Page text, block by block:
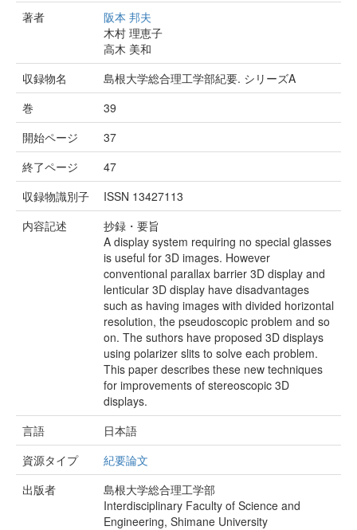
著者
阪本 邦夫
木村 理恵子
高木 美和
収録物名
島根大学総合理工学部紀要. シリーズA
巻
39
開始ページ
37
終了ページ
47
収録物識別子
ISSN 13427113
内容記述
抄録・要旨
A display system requiring no special glasses
is useful for 3D images. However
conventional parallax barrier 3D display and
lenticular 3D display have disadvantages
such as having images with divided horizontal
resolution, the pseudoscopic problem and so
on. The suthors have proposed 3D displays
using polarizer slits to solve each problem.
This paper describes these new techniques
for improvements of stereoscopic 3D
displays.
言語
日本語
資源タイプ
紀要論文
出版者
島根大学総合理工学部
Interdisciplinary Faculty of Science and
Engineering, Shimane University